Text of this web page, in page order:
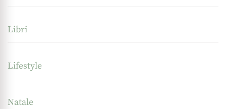
Libri
Lifestyle
Natale